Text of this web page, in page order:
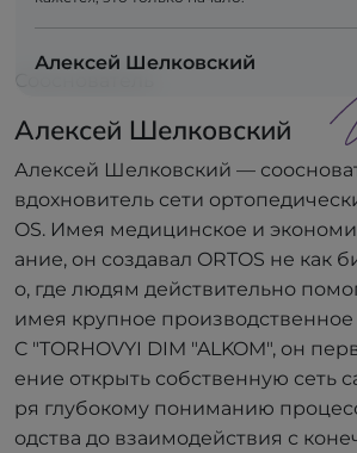
Алексей Шелковский
Алексей Шелковский
Алексей Шелковский —
вдохновитель сети
OS. Имея медицинское и
ание, он создавал ORTOS не как
о, где людям действительно
имея крупное
C "TORHOVYI DIM "ALKOM", он
ение открыть собственную сеть
ря глубокому пониманию
одства до взаимодействия с